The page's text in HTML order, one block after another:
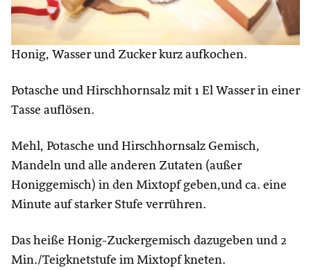
Honig, Wasser und Zucker kurz aufkochen.
Potasche und Hirschhornsalz mit 1 El Wasser in einer
Tasse auflösen.
Mehl, Potasche und Hirschhornsalz Gemisch,
Mandeln und alle anderen Zutaten (außer
Honiggemisch) in den Mixtopf geben,und ca. eine
Minute auf starker Stufe verrühren.
Das heiße Honig-Zuckergemisch dazugeben und 2
Min./Teigknetstufe im Mixtopf kneten.